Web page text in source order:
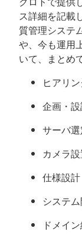
ス詳細を記載
質管理システ
や、今も運用
いて、まとめ
ヒアリ
企画・
サーバ
カメラ
仕様設計
システ
ドメイ